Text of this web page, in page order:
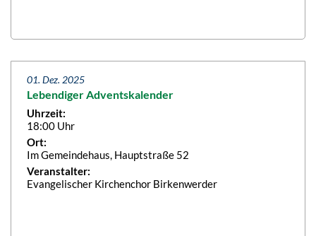
01. Dez. 2025
Lebendiger Adventskalender
Uhrzeit:
18:00 Uhr
Ort:
Im Gemeindehaus, Hauptstraße 52
Veranstalter:
Evangelischer Kirchenchor Birkenwerder